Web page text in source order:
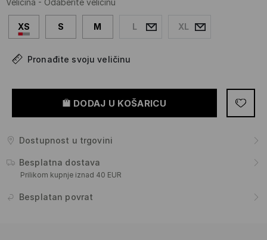
Veličina - Odaberite veličinu
XS S M L XL
Pronađite svoju veličinu
DODAJ U KOŠARICU
Dostupnost u trgovini
Besplatna dostava
Prilikom kupnje iznad 40 EUR
Besplatan povrat